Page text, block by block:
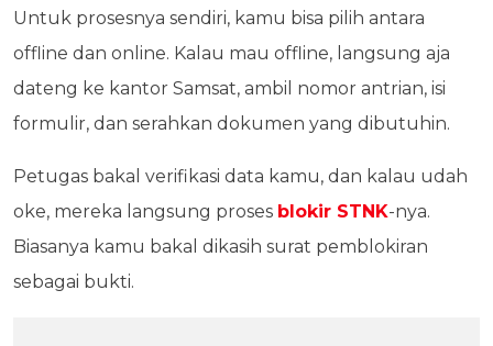
Untuk prosesnya sendiri, kamu bisa pilih antara
offline dan online. Kalau mau offline, langsung aja
dateng ke kantor Samsat, ambil nomor antrian, isi
formulir, dan serahkan dokumen yang dibutuhin.
Petugas bakal verifikasi data kamu, dan kalau udah
oke, mereka langsung proses blokir STNK-nya.
Biasanya kamu bakal dikasih surat pemblokiran
sebagai bukti.